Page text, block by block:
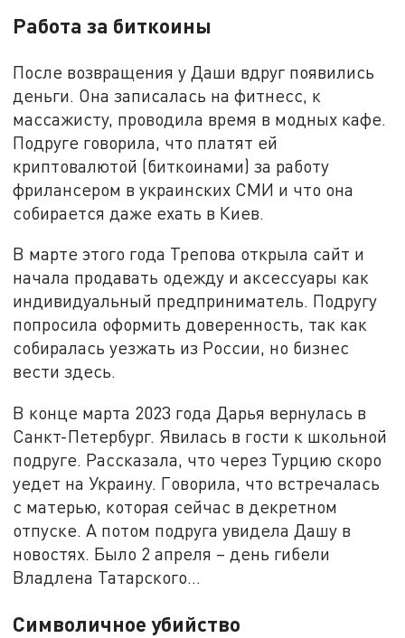
Работа за биткоины
После возвращения у Даши вдруг появились
деньги. Она записалась на фитнесс, к
массажисту, проводила время в модных кафе.
Подруге говорила, что платят ей
криптовалютой (биткоинами) за работу
фрилансером в украинских СМИ и что она
собирается даже ехать в Киев.
В марте этого года Трепова открыла сайт и
начала продавать одежду и аксессуары как
индивидуальный предприниматель. Подругу
попросила оформить доверенность, так как
собиралась уезжать из России, но бизнес
вести здесь.
В конце марта 2023 года Дарья вернулась в
Санкт-Петербург. Явилась в гости к школьной
подруге. Рассказала, что через Турцию скоро
уедет на Украину. Говорила, что встречалась
с матерью, которая сейчас в декретном
отпуске. А потом подруга увидела Дашу в
новостях. Было 2 апреля – день гибели
Владлена Татарского…
Символичное убийство